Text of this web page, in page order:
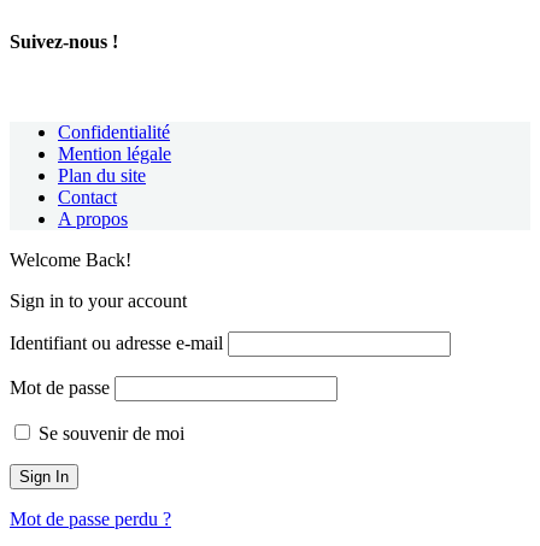
Suivez-nous !
Confidentialité
Mention légale
Plan du site
Contact
A propos
Welcome Back!
Sign in to your account
Identifiant ou adresse e-mail
Mot de passe
Se souvenir de moi
Mot de passe perdu ?